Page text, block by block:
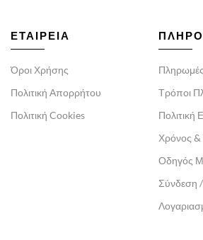
ΕΤΑΙΡΕΙΑ
Όροι Χρήσης
Πολιτική Απορρήτου
Πολιτική Cookies
Τρόποι
Πολιτική
Χρόνος
Οδηγός
Σύνδεση /